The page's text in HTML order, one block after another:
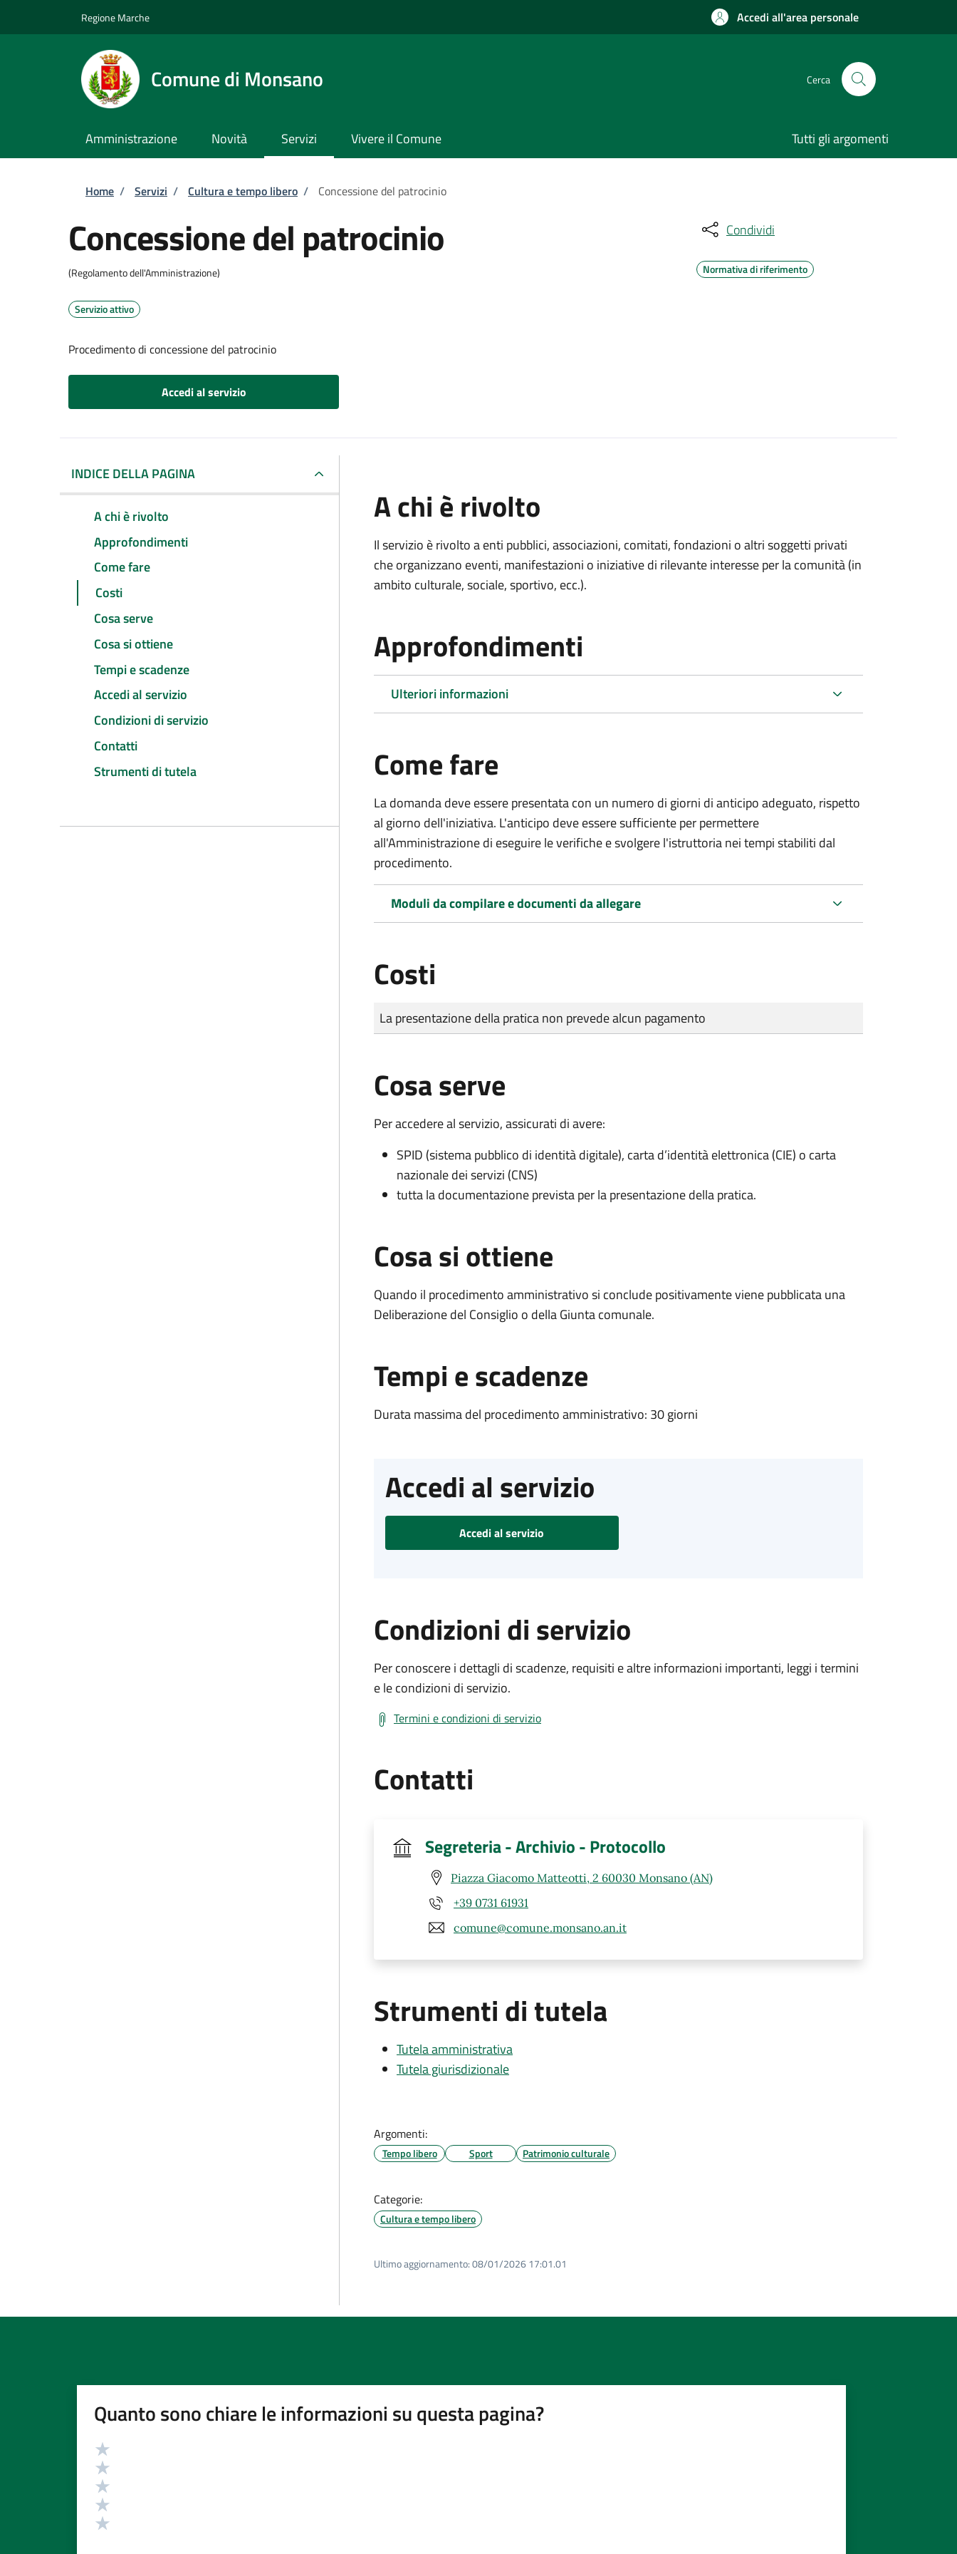
Regione Marche Accedi all'area personale
Comune di Monsano Cerca
Amministrazione Novità Servizi Vivere il Comune Tutti gli argomenti
Briciole di pane
Home / Servizi / Cultura e tempo libero / Concessione del patrocinio
Concessione del patrocinio
(Regolamento dell'Amministrazione)
Servizio attivo
Procedimento di concessione del patrocinio
Accedi al servizio
Condividi
Normativa di riferimento
INDICE DELLA PAGINA
A chi è rivolto
Approfondimenti
Come fare
Costi
Cosa serve
Cosa si ottiene
Tempi e scadenze
Accedi al servizio
Condizioni di servizio
Contatti
Strumenti di tutela
A chi è rivolto
Il servizio è rivolto a enti pubblici, associazioni, comitati, fondazioni o altri soggetti privati
che organizzano eventi, manifestazioni o iniziative di rilevante interesse per la comunità (in
ambito culturale, sociale, sportivo, ecc.).
Approfondimenti
Ulteriori informazioni
Come fare
La domanda deve essere presentatacon un numero di giorni di anticipo adeguato, rispetto
al giorno dell'iniziativa. L'anticipo deve essere sufficiente per permettere
all'Amministrazione di eseguire le verifiche e svolgere l'istruttoria nei tempi stabiliti dal
procedimento.
Moduli da compilare e documenti da allegare
Costi
Tipo di pagamento
Importo
La presentazione della pratica non prevede alcun pagamento
Cosa serve
Per accedere al servizio, assicurati di avere:
SPID (sistema pubblico di identità digitale), carta d’identità elettronica (CIE) o carta
nazionale dei servizi (CNS)
tutta la documentazione prevista per la presentazione della pratica.
Cosa si ottiene
Quando il procedimento amministrativo si conclude positivamente viene pubblicata una
Deliberazione del Consiglio o della Giunta comunale.
Tempi e scadenze
Durata massima del procedimento amministrativo: 30 giorni
Accedi al servizio
Accedi al servizio
Condizioni di servizio
Per conoscere i dettagli di scadenze, requisiti e altre informazioni importanti, leggi i termini
e le condizioni di servizio.
Termini e condizioni di servizio
Contatti
Segreteria - Archivio - Protocollo
Piazza Giacomo Matteotti, 2 60030 Monsano (AN)
+39 0731 61931
comune@comune.monsano.an.it
Strumenti di tutela
Tutela amministrativa
Tutela giurisdizionale
Argomenti:
Tempo libero Sport Patrimonio culturale
Categorie:
Cultura e tempo libero
Ultimo aggiornamento:08/01/2026 17:01.01
Quanto sono chiare le informazioni su questa pagina?
Valutazione